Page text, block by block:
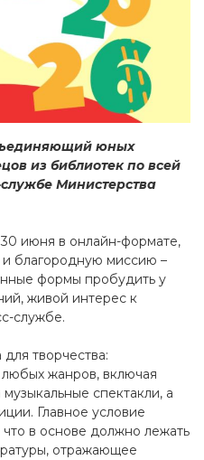
юных
из библиотек по всей
Министерства
июня в онлайн-формате,
благородную миссию –
формы пробудить у
живой интерес к
службе.
творчества:
любых жанров, включая
спектакли, а
Главное условие
что в основе должно лежать
отражающее